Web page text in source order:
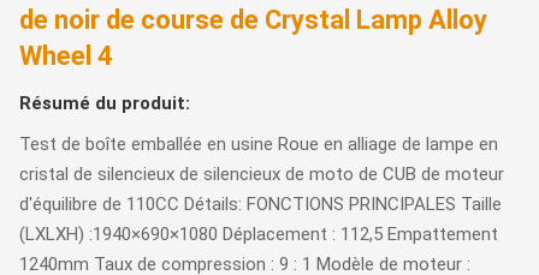
de noir de course de Crystal Lamp Alloy
Wheel 4
Résumé du produit:
Test de boîte emballée en usine Roue en alliage de lampe en
cristal de silencieux de silencieux de moto de CUB de moteur
d'équilibre de 110CC Détails: FONCTIONS PRINCIPALES Taille
(LXLXH) :1940×690×1080 Déplacement : 112,5 Empattement
1240mm Taux de compression : 9 : 1 Modèle de moteur :